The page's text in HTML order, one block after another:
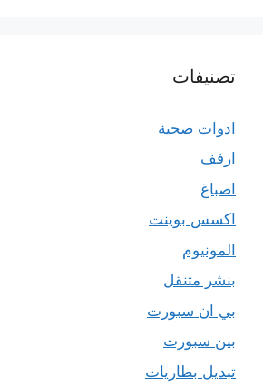
تصنيفات
ادوات صحية
ارفف
اصباغ
اكسس بوينت
المونيوم
بنشر متنقل
بي ان سبورت
بين سبورت
تبديل بطاريات